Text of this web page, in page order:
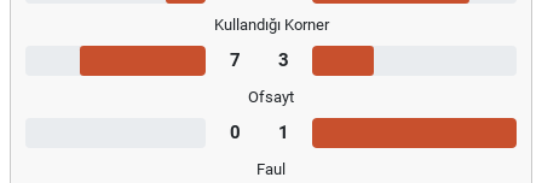
Kullandığı Korner
7 3
Ofsayt
0 1
Faul